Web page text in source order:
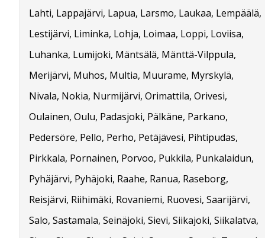
Lahti, Lappajärvi, Lapua, Larsmo, Laukaa, Lempäälä,
Lestijärvi, Liminka, Lohja, Loimaa, Loppi, Loviisa,
Luhanka, Lumijoki, Mäntsälä, Mänttä-Vilppula,
Merijärvi, Muhos, Multia, Muurame, Myrskylä,
Nivala, Nokia, Nurmijärvi, Orimattila, Orivesi,
Oulainen, Oulu, Padasjoki, Pälkäne, Parkano,
Pedersöre, Pello, Perho, Petäjävesi, Pihtipudas,
Pirkkala, Pornainen, Porvoo, Pukkila, Punkalaidun,
Pyhäjärvi, Pyhäjoki, Raahe, Ranua, Raseborg,
Reisjärvi, Riihimäki, Rovaniemi, Ruovesi, Saarijärvi,
Salo, Sastamala, Seinäjoki, Sievi, Siikajoki, Siikalatva,